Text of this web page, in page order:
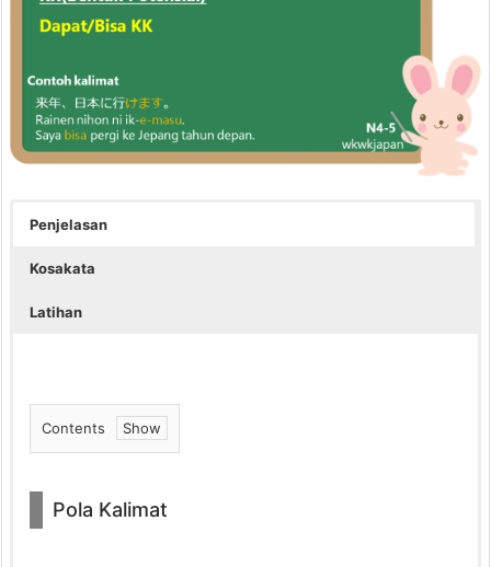
Penjelasan
Kosakata
Latihan
Contents
1.
o
Pola Kalimat